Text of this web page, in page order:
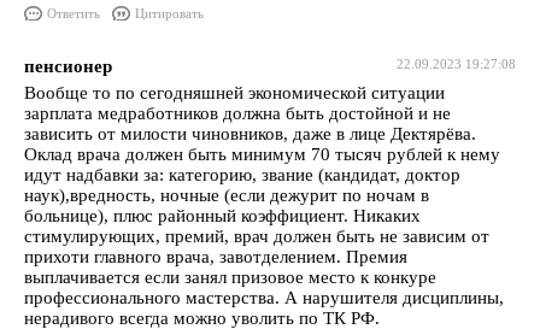
Ответить Цитировать
22.09.2023 19:27:08
пенсионер
Вообще то по сегодняшней экономической ситуации
зарплата медработников должна быть достойной и не
зависить от милости чиновников, даже в лице Дектярёва.
Оклад врача должен быть минимум 70 тысяч рублей к нему
идут надбавки за: категорию, звание (кандидат, доктор
наук),вредность, ночные (если дежурит по ночам в
больнице), плюс районный коэффициент. Никаких
стимулирующих, премий, врач должен быть не зависим от
прихоти главного врача, завотделением. Премия
выплачивается если занял призовое место к конкуре
профессионального мастерства. А нарушителя дисциплины,
нерадивого всегда можно уволить по ТК РФ.